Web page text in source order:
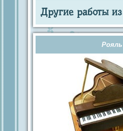
Другие работы
Рояль